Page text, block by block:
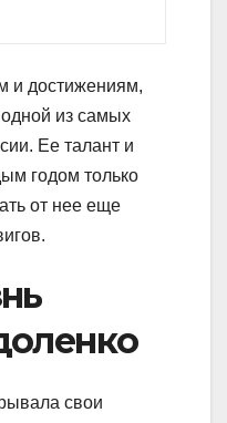
и достижениям,
из самых
Ее талант и
годом только
от нее еще
свои